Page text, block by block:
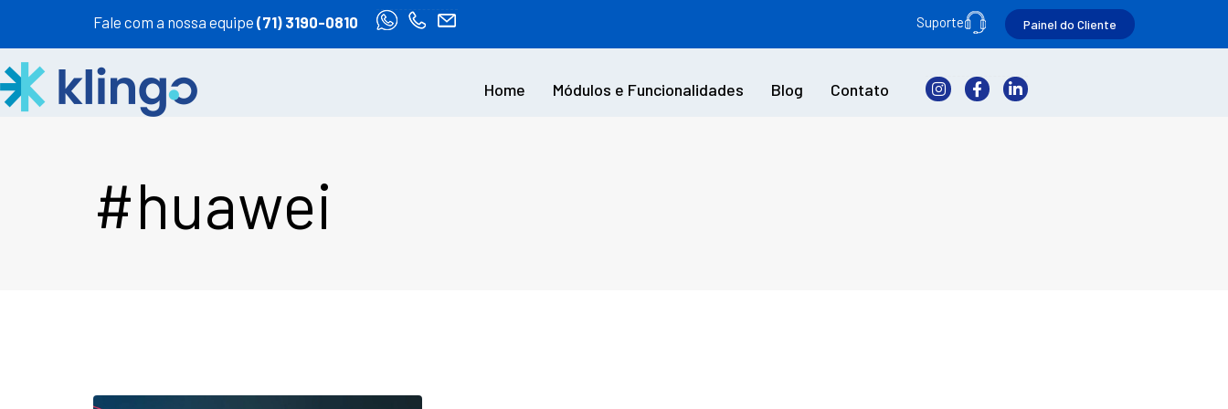
Fale com a nossa equipe (71) 3190-0810 Painel do Cliente
Suporte
Home Módulos e Funcionalidades Blog Contato
#huawei